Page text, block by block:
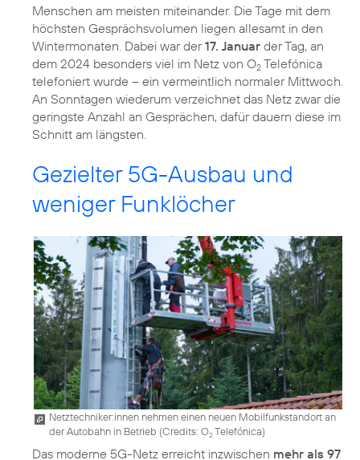
Menschen am meisten miteinander. Die Tage mit dem
höchsten Gesprächsvolumen liegen allesamt in den
Wintermonaten. Dabei war der17. Januar der Tag, an
dem 2024 besonders viel im Netz von O2 Telefónica
telefoniert wurde – ein vermeintlich normaler Mittwoch.
An Sonntagen wiederum verzeichnet das Netz zwar die
geringste Anzahl an Gesprächen, dafür dauern diese im
Schnitt am längsten.
Gezielter 5G-Ausbau und
weniger Funklöcher
Netztechniker:innen nehmen einen neuen Mobilfunkstandort an
der Autobahn in Betrieb (Credits: O2Telefónica)
Das moderne 5G-Netz erreicht inzwischen mehr als 97